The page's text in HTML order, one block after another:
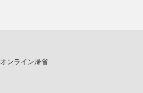
オンライン帰省